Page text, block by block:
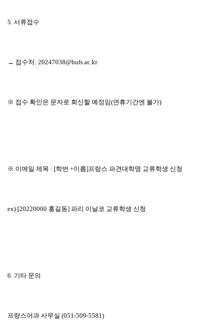
5. 서류접수
→ 접수처 : 20247038@bufs.ac.kr
※ 접수 확인은 문자로 회신할 예정임(연휴기간엔 불가)
※ 이메일 제목 : [학번 +이름]프랑스 파견대학명 교류학생 신청
ex) [20220000 홍길동] 파리 이날코 교류학생 신청
6. 기타 문의
프랑스어과 사무실 (051-509-5581)